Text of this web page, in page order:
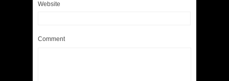
Website
Comment